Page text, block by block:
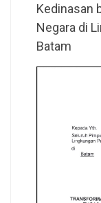
Kedinasan
Negara di
Batam